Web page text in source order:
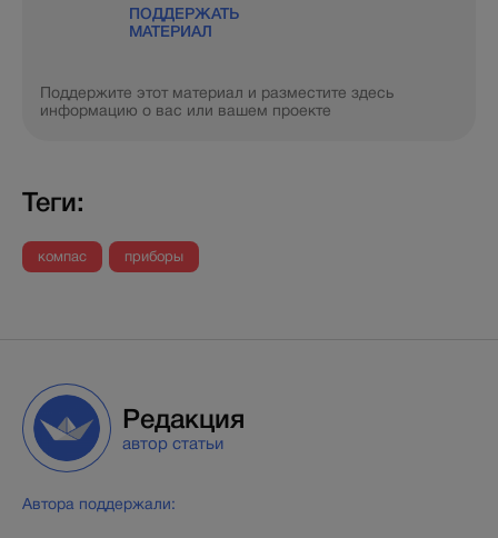
ПОДДЕРЖАТЬ
МАТЕРИАЛ
Поддержите этот материал и разместите здесь
информацию о вас или вашем проекте
Теги:
компас приборы
Редакция
автор статьи
Автора поддержали: